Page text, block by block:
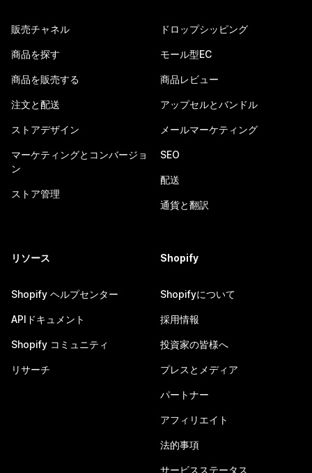
販売チャネル
商品を探す
商品を販売する
注文と配送
ストアデザイン
マーケティングとコンバージョ
ン
ストア管理
ドロップシッピング
モール型EC
商品レビュー
アップセルとバンドル
メールマーケティング
SEO
配送
通貨と翻訳
リソース
Shopify ヘルプセンター
APIドキュメント
Shopify コミュニティ
リサーチ
Shopify
Shopifyについて
採用情報
投資家の皆様へ
プレスとメディア
パートナー
アフィリエイト
法的事項
サービスステータス